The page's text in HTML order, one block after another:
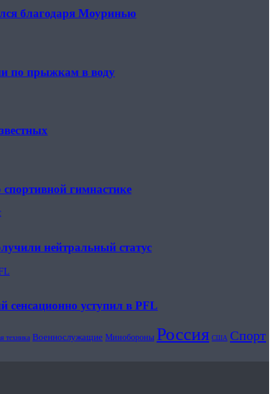
благодаря Моуринью
по прыжкам в воду
гимнастике
нейтральный статус
сенсационно уступил в PFL
техника Военнослужащие Минобороны Россия США Спорт